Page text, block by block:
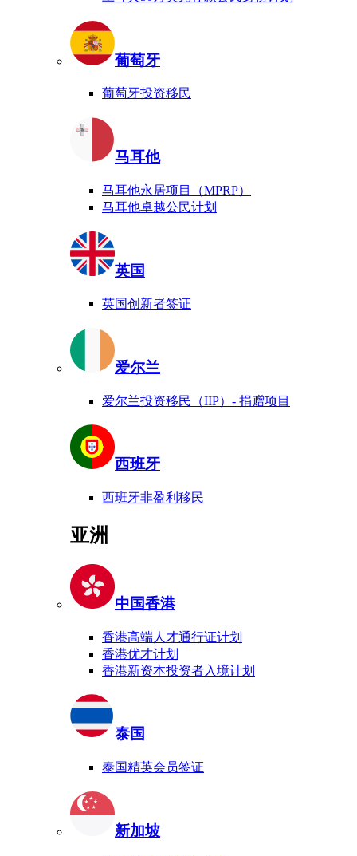
葡萄牙
葡萄牙投资移民
马耳他
马耳他永居项目（MPRP）
马耳他卓越公民计划
英国
英国创新者签证
爱尔兰
爱尔兰投资移民（IIP）- 捐赠项目
西班牙
西班牙非盈利移民
亚洲
中国香港
香港高端人才通行证计划
香港优才计划
香港新资本投资者入境计划
泰国
泰国精英会员签证
新加坡